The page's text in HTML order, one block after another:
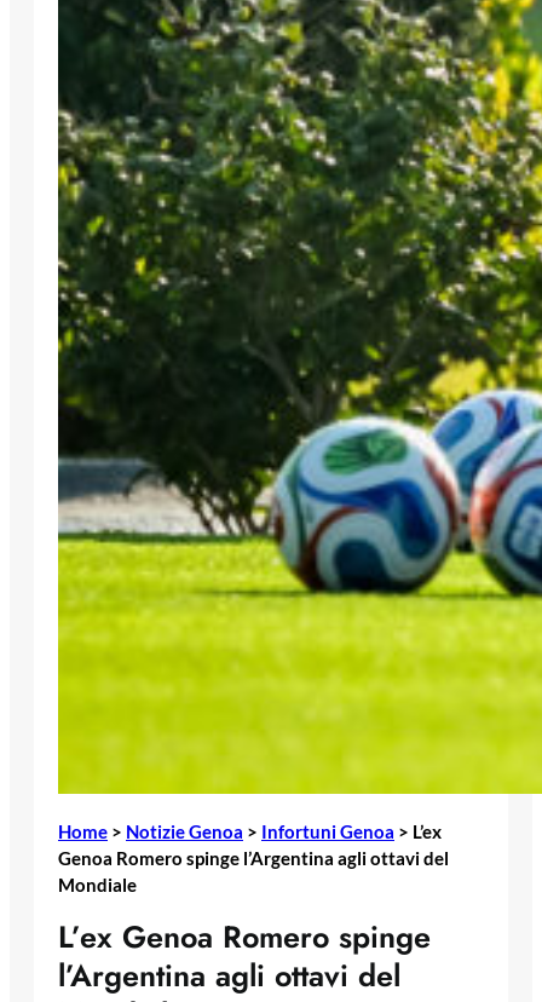
Home > Notizie Genoa > Infortuni Genoa > L’ex
Genoa Romero spinge l’Argentina agli ottavi del
Mondiale
L’ex Genoa Romero spinge
l’Argentina agli ottavi del